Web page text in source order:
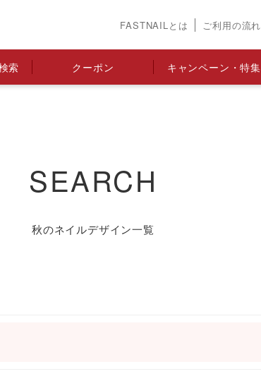
FASTNAILとは ご利用の流れ
索 クーポン キャンペーン・特集
SEARCH
秋のネイルデザイン一覧